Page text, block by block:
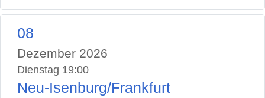
08
Dezember 2026
Dienstag 19:00
Neu-Isenburg/Frankfurt